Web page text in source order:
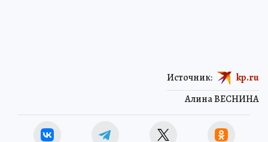
Алина ВЕСНИНА
Источник: kp.ru